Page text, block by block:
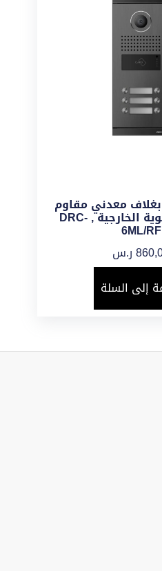
بغلاف معدني مقاوم
للعوامل الجوية الخارجية , DRC-
6ML/RF
ر.س
إلى السلة